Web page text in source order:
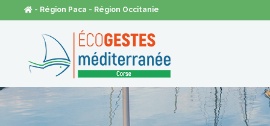
- Région Paca - Région Occitanie